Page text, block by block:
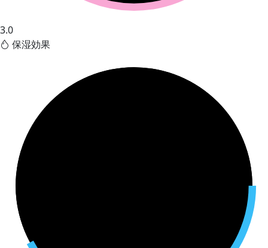
3.0
保湿効果